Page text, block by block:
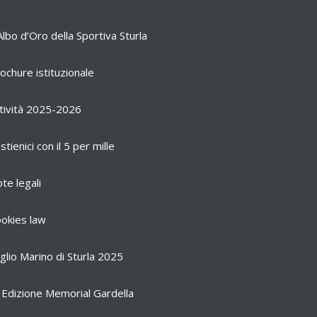
d’Oro della Sportiva Sturla
istituzionale
2025-2026
con il 5 per mille
legali
law
Marino di Sturla 2025
Memorial Gardella